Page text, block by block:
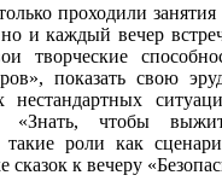
проходили
и каждый вечер
творческие
показать свою
нестандартных
«Знать, чтобы
роли как
сказок к вечеру